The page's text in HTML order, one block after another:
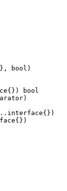
bool )
{})
bool
interface{})
{})